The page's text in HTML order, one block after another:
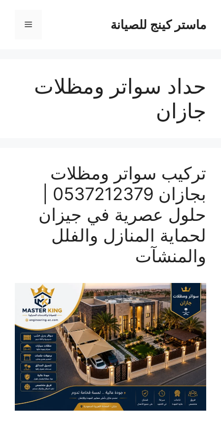
المحتوىماستر كينج للصيانة القائمة
حداد سواتر ومظلات
جازان
تركيب سواتر ومظلات
حلول عصرية في جيزان
لحماية المنازل والفلل
والمنشآت